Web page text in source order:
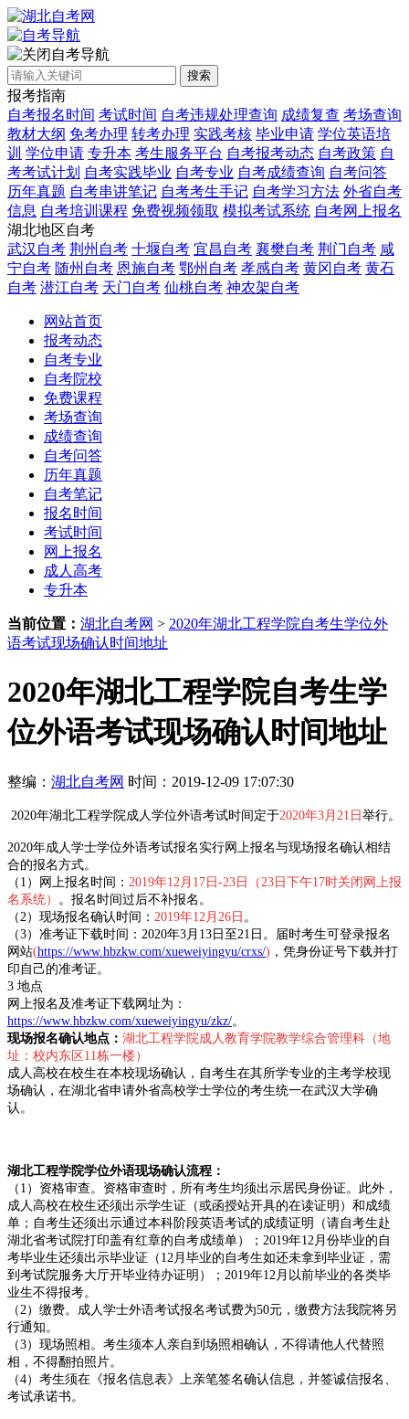
自考导航
搜索
报考指南
自考报名时间 考试时间 自考违规处理查询 成绩复查 考场查询
教材大纲 免考办理 转考办理 实践考核 毕业申请 学位英语培
训 学位申请 专升本 考生服务平台 自考报考动态 自考政策 自
考考试计划 自考实践毕业 自考专业 自考成绩查询 自考问答
历年真题 自考串讲笔记 自考考生手记 自考学习方法 外省自考
信息 自考培训课程 免费视频领取 模拟考试系统 自考网上报名
湖北地区自考
武汉自考 荆州自考 十堰自考 宜昌自考 襄樊自考 荆门自考 咸
宁自考 随州自考 恩施自考 鄂州自考 孝感自考 黄冈自考 黄石
自考 潜江自考 天门自考 仙桃自考 神农架自考
网站首页
报考动态
自考专业
自考院校
免费课程
考场查询
成绩查询
自考问答
历年真题
自考笔记
报名时间
考试时间
网上报名
成人高考
专升本
当前位置： 湖北自考网 > 2020年湖北工程学院自考生学位外
语考试现场确认时间地址
2020年湖北工程学院自考生学
位外语考试现场确认时间地址
整编： 湖北自考网 时间：2019-12-09 17:07:30
2020年湖北工程学院成人学位外语考试时间定于2020年3月21日 举行。
2020年成人学士学位外语考试报名实行网上报名与现场报名确认相结
合的报名方式。
（1）网上报名时间： 2019年12月17日-23日（23日下午17时关闭网上报
名系统）
。报名时间过后不补报名。
（2）现场报名确认时间： 2019年12月26日 。
（3）准考证下载时间：2020年3月13日至21 日。届时考生可登录报名
网站(https://www.hbzkw.com/xueweiyingyu/crxs/) ，凭身份证号下载并打
印自己的准考证。
3 地点
网上报名及准考证下载网址为：
https://www.hbzkw.com/xueweiyingyu/zkz/。
现场报名确认地点 ： 湖北工程学院成人教育学院教学综合管理科（地
址：校内东区11栋一楼）
成人高校在校生在本校现场确认 ，自考生在其所学专业的主考学校现
场确认，在湖北省申请外省高校学士学位的考生统一在武汉大学确
认。
湖北工程学院学位外语现场确认流程：
（1）资格审查。资格审查时，所有考生均须出示居民身份证。此外，
成人高校在校生还须出示学生证（或函授站开具的在读证明）和成绩
单；自考生还须出示通过本科阶段英语考试的成绩证明（请自考生赴
湖北省考试院打印盖有红章的自考成绩单）；2019年12月份毕业的自
考毕业生还须出示毕业证（12月毕业的自考生如还未拿到毕业证，需
到考试院服务大厅开毕业待办证明）；2019年12月以前毕业的各类毕
业生不得报考。
（2）缴费。成人学士外语考试报名考试费为50元，缴费方法我院将另
行通知。
（3）现场照相。考生须本人亲自到场照相确认，不得请他人代替照
相，不得翻拍照片。
（4）考生须在《报名信息表》上亲笔签名确认信息，并签诚信报名、
考试承诺书。